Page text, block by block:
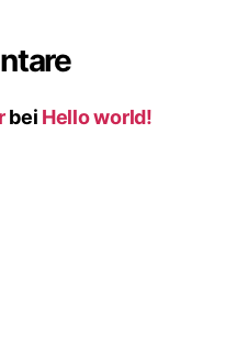
bei Hello world!